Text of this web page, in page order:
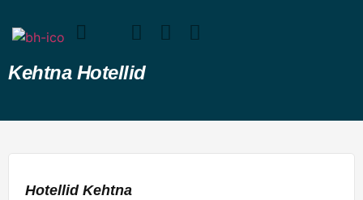
Kehtna Hotellid
Hotellid Kehtna